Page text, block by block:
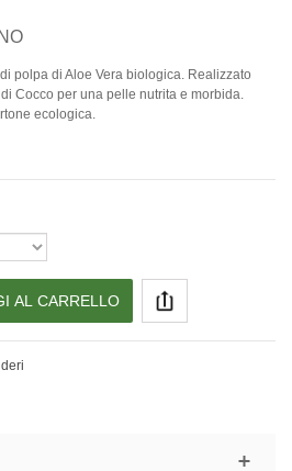
polpa di Aloe Vera biologica. Realizzato
Cocco per una pelle nutrita e morbida.
ecologica.
AL CARRELLO